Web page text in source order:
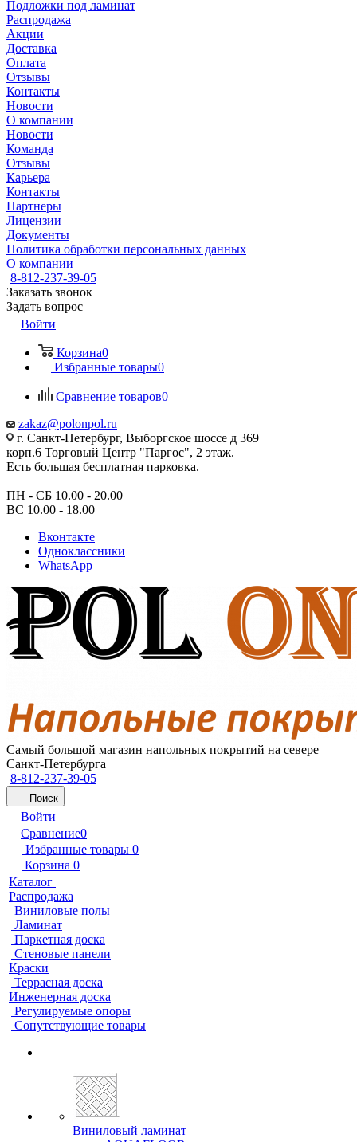
Подложки под ламинат
Распродажа
Акции
Доставка
Оплата
Отзывы
Контакты
Новости
О компании
Новости
Команда
Отзывы
Карьера
Контакты
Партнеры
Лицензии
Документы
Политика обработки персональных данных
О компании
8-812-237-39-05
Заказать звонок
Задать вопрос
Войти
Корзина0
Избранные товары0
Сравнение товаров0
zakaz@polonpol.ru
г. Санкт-Петербург, Выборгское шоссе д 369
корп.6 Торговый Центр "Паргос", 2 этаж.
Есть большая бесплатная парковка.
ПН - СБ 10.00 - 20.00
ВС 10.00 - 18.00
Вконтакте
Одноклассники
WhatsApp
Самый большой магазин напольных покрытий на севере
Санкт-Петербурга
8-812-237-39-05
Поиск
Войти
Сравнение0
Избранные товары 0
Корзина 0
Каталог
Распродажа
Виниловые полы
Ламинат
Паркетная доска
Стеновые панели
Краски
Террасная доска
Инженерная доска
Регулируемые опоры
Сопутствующие товары
Виниловый ламинат